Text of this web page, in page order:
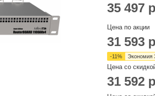
35 497
Цена по акции
31 593
-11% Экономия
Цена со
31 592